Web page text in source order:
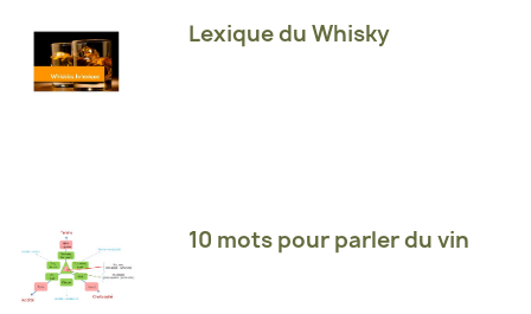
Lexique du Whisky
10 mots pour parler du vin